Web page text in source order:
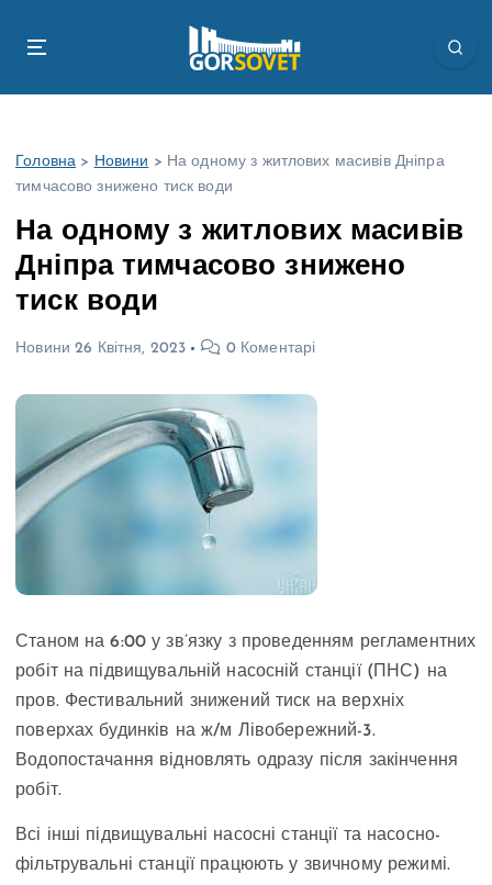
Головна > Новини > На одному з житлових масивів Дніпра
тимчасово знижено тиск води
На одному з житлових масивів
Дніпра тимчасово знижено
тиск води
Новини 26 Квітня, 2023 0 Коментарі
Станом на 6:00 у зв’язку з проведенням регламентних
робіт на підвищувальній насосній станції (ПНС) на
пров. Фестивальний знижений тиск на верхніх
поверхах будинків на ж/м Лівобережний-3.
Водопостачання відновлять одразу після закінчення
робіт.
Всі інші підвищувальні насосні станції та насосно-
фільтрувальні станції працюють у звичному режимі.